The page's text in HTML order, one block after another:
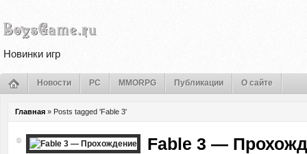
Новинки игр
Новости PC MMORPG Публикации О сайте
Главная » Posts tagged 'Fable 3'
Fable 3 —